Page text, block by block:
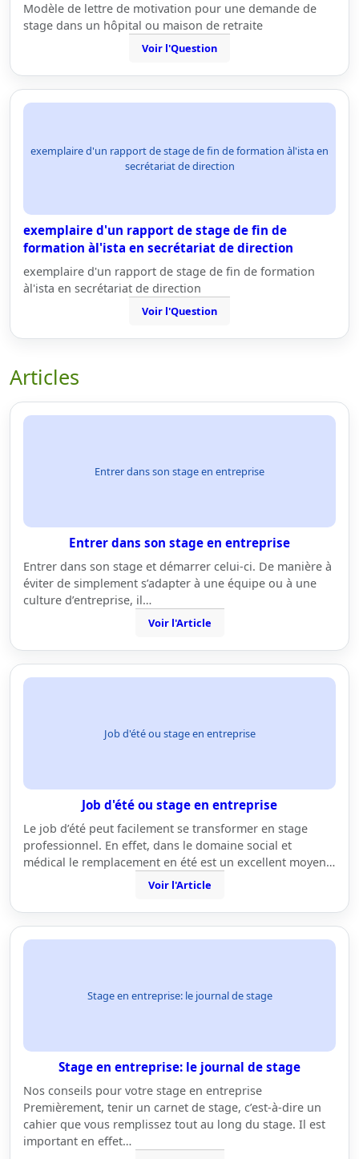
Modèle de lettre de motivation pour une demande de
stage dans un hôpital ou maison de retraite
Voir l'Question
exemplaire d'un rapport de stage de fin de formation àl'ista en
secrétariat de direction
exemplaire d'un rapport de stage de fin de
formation àl'ista en secrétariat de direction
exemplaire d'un rapport de stage de fin de formation
àl'ista en secrétariat de direction
Voir l'Question
Articles
Entrer dans son stage en entreprise
Entrer dans son stage en entreprise
Entrer dans son stage et démarrer celui-ci. De manière à
éviter de simplement s’adapter à une équipe ou à une
culture d’entreprise, il…
Voir l'Article
Job d'été ou stage en entreprise
Job d'été ou stage en entreprise
Le job d’été peut facilement se transformer en stage
professionnel. En effet, dans le domaine social et
médical le remplacement en été est un excellent moyen…
Voir l'Article
Stage en entreprise: le journal de stage
Stage en entreprise: le journal de stage
Nos conseils pour votre stage en entreprise
Premièrement, tenir un carnet de stage, c’est-à-dire un
cahier que vous remplissez tout au long du stage. Il est
important en effet…